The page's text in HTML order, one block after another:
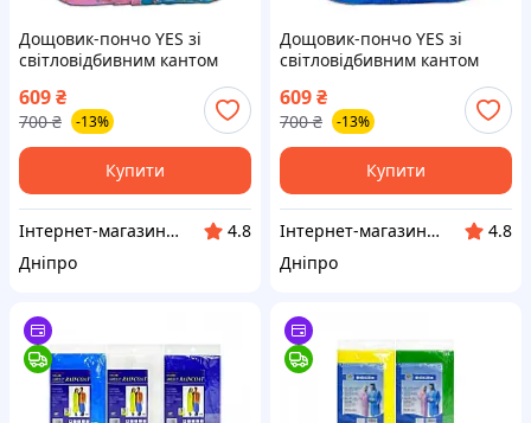
Дощовик-пончо YES зі
світловідбивним кантом
609₴
700 ₴ -13%
Купити
Інтернет-магазин "Winner"
4.8
Дніпро
Дощовик-пончо YES зі
світловідбивним кантом
609₴
700 ₴ -13%
Купити
Інтернет-магазин "Winner"
4.8
Дніпро